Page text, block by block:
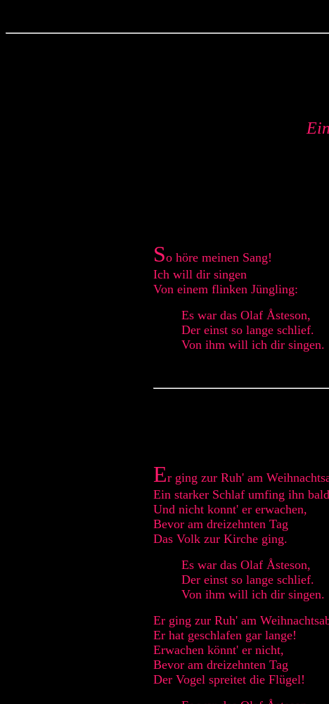
So höre meinen Sang!
Ich will dir singen
Von einem flinken Jüngling:
Es war das Olaf Åsteson,
Der einst so lange schlief.
Von ihm will ich dir singen.
Er ging zur Ruh' am
Ein starker Schlaf umfing ihn
Und nicht konnt' er erwachen,
Bevor am dreizehnten Tag
Das Volk zur Kirche ging.
Es war das Olaf Åsteson,
Der einst so lange schlief.
Von ihm will ich dir singen.
Er ging zur Ruh' am
Er hat geschlafen gar lange!
Erwachen könnt' er nicht,
Bevor am dreizehnten Tag
Der Vogel spreitet die Flügel!